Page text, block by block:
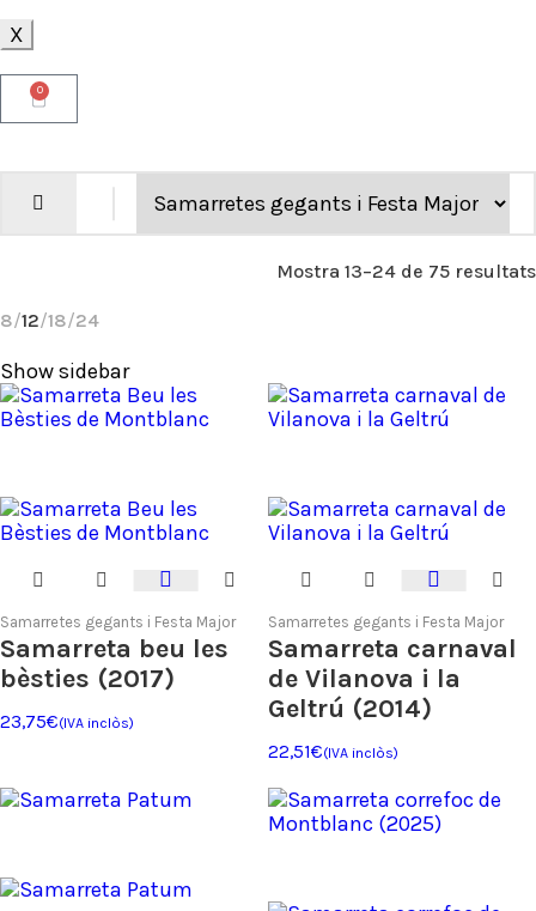
X
0
Mostra 13–24 de 75 resultats
8 12 18 24
Show sidebar
Samarretes gegants i Festa Major
Samarreta beu les
bèsties (2017)
23,75€(IVA inclòs)
Samarretes gegants i Festa Major
Samarreta carnaval
de Vilanova i la
Geltrú (2014)
22,51€(IVA inclòs)